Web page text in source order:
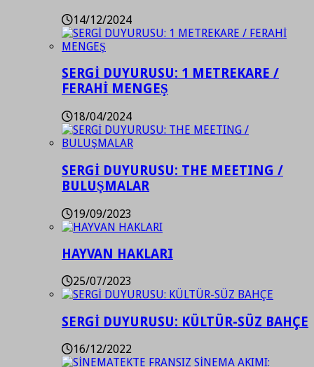
14/12/2024
SERGİ DUYURUSU: 1 METREKARE /
FERAHİ MENGEŞ
18/04/2024
SERGİ DUYURUSU: THE MEETING /
BULUŞMALAR
19/09/2023
HAYVAN HAKLARI
25/07/2023
SERGİ DUYURUSU: KÜLTÜR-SÜZ BAHÇE
16/12/2022